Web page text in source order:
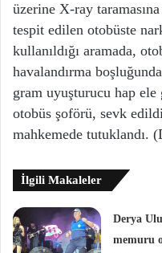
üzerine X-ray
tespit edilen otobüste
kullanıldığı aramada,
havalandırma
gram uyuşturucu hap ele
otobüs şoförü, sevk
mahkemede tutuklandı.
İlgili Makaleler
Derya
memuru